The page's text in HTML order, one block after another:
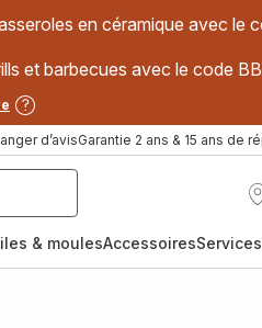
en céramique avec le
et barbecues avec le code
d’avisGarantie 2 ans & 15 ans de
& moulesAccessoires